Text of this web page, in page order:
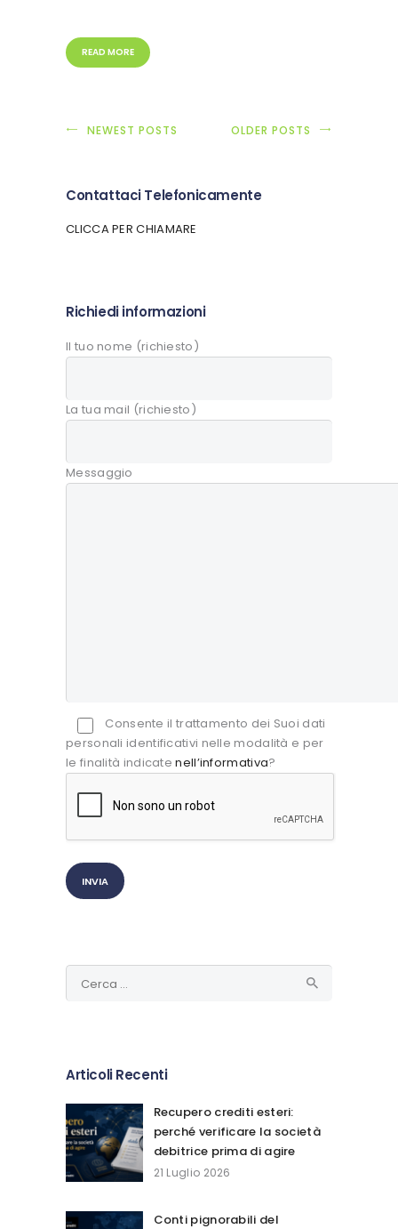
READ MORE
NEWEST POSTS OLDER POSTS
Contattaci Telefonicamente
CLICCA PER CHIAMARE
Richiedi informazioni
Il tuo nome (richiesto)
La tua mail (richiesto)
Messaggio
Consente il trattamento dei Suoi dati
personali identificativi nelle modalità e per
le finalità indicatenell’informativa?
per:
Articoli Recenti
Recupero crediti esteri:
perché verificare la società
debitrice prima di agire
21 Luglio 2026
Conti pignorabili del